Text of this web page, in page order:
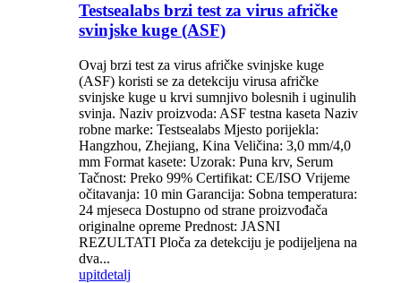
Testsealabs brzi test za virus afričke
svinjske kuge (ASF)
Ovaj brzi test za virus afričke svinjske kuge
(ASF) koristi se za detekciju virusa afričke
svinjske kuge u krvi sumnjivo bolesnih i uginulih
svinja. Naziv proizvoda: ASF testna kaseta Naziv
robne marke: Testsealabs Mjesto porijekla:
Hangzhou, Zhejiang, Kina Veličina: 3,0 mm/4,0
mm Format kasete: Uzorak: Puna krv, Serum
Tačnost: Preko 99% Certifikat: CE/ISO Vrijeme
očitavanja: 10 min Garancija: Sobna temperatura:
24 mjeseca Dostupno od strane proizvođača
originalne opreme Prednost: JASNI
REZULTATI Ploča za detekciju je podijeljena na
dva...
upitdetalj